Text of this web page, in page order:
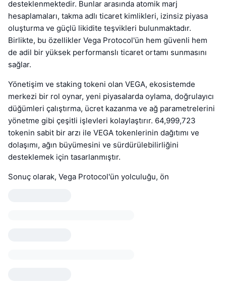
desteklenmektedir. Bunlar arasında atomik marj
hesaplamaları, takma adlı ticaret kimlikleri, izinsiz piyasa
oluşturma ve güçlü likidite teşvikleri bulunmaktadır.
Birlikte, bu özellikler Vega Protocol'ün hem güvenli hem
de adil bir yüksek performanslı ticaret ortamı sunmasını
sağlar.
Yönetişim ve staking tokeni olan VEGA, ekosistemde
merkezi bir rol oynar, yeni piyasalarda oylama, doğrulayıcı
düğümleri çalıştırma, ücret kazanma ve ağ parametrelerini
yönetme gibi çeşitli işlevleri kolaylaştırır. 64,999,723
tokenin sabit bir arzı ile VEGA tokenlerinin dağıtımı ve
dolaşımı, ağın büyümesini ve sürdürülebilirliğini
desteklemek için tasarlanmıştır.
Sonuç olarak, Vega Protocol'ün yolculuğu, ön